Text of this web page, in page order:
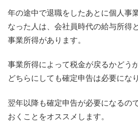
年の途中で退職をしたあとに個人事
なった人 は、 会社員時代の給与所得
事業所得があります。
事業所得によって税金が戻るかどう
どちらにしても確定申告は必要にな
翌年以降も確定申告が必要になるので
おくことをオススメします。